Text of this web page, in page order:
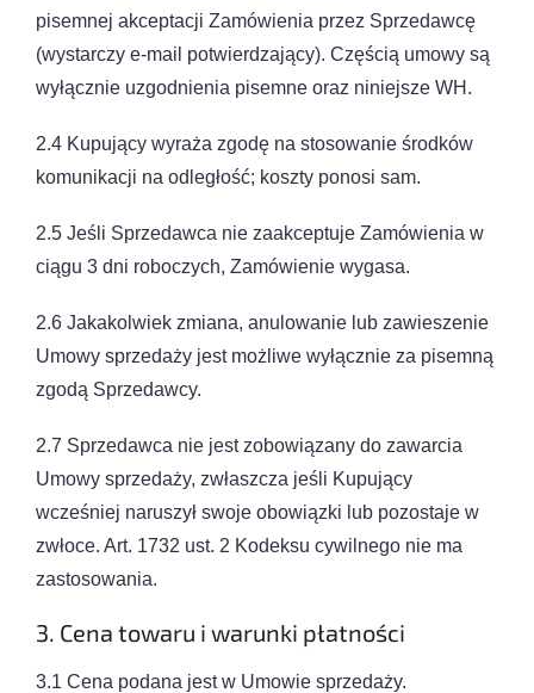
pisemnej akceptacji Zamówienia przez Sprzedawcę
(wystarczy e-mail potwierdzający). Częścią umowy są
wyłącznie uzgodnienia pisemne oraz niniejsze WH.
2.4 Kupujący wyraża zgodę na stosowanie środków
komunikacji na odległość; koszty ponosi sam.
2.5 Jeśli Sprzedawca nie zaakceptuje Zamówienia w
ciągu 3 dni roboczych, Zamówienie wygasa.
2.6 Jakakolwiek zmiana, anulowanie lub zawieszenie
Umowy sprzedaży jest możliwe wyłącznie za pisemną
zgodą Sprzedawcy.
2.7 Sprzedawca nie jest zobowiązany do zawarcia
Umowy sprzedaży, zwłaszcza jeśli Kupujący
wcześniej naruszył swoje obowiązki lub pozostaje w
zwłoce. Art. 1732 ust. 2 Kodeksu cywilnego nie ma
zastosowania.
3. Cena towaru i warunki płatności
3.1 Cena podana jest w Umowie sprzedaży.